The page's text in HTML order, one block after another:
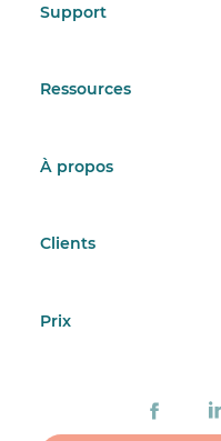
Support
Ressources
À propos
Clients
Prix